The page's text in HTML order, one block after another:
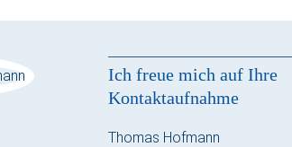
Ich freue mich auf Ihre
Kontaktaufnahme
Thomas Hofmann